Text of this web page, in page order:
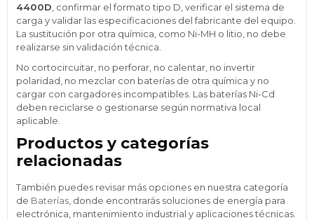
4400D , confirmar el formato tipo D, verificar el sistema de
carga y validar las especificaciones del fabricante del equipo.
La sustitución por otra química, como Ni-MH o litio, no debe
realizarse sin validación técnica.
No cortocircuitar, no perforar, no calentar, no invertir
polaridad, no mezclar con baterías de otra química y no
cargar con cargadores incompatibles. Las baterías Ni-Cd
deben reciclarse o gestionarse según normativa local
aplicable.
Productos y categorías
relacionadas
También puedes revisar más opciones en nuestra categoría
de Baterías , donde encontrarás soluciones de energía para
electrónica, mantenimiento industrial y aplicaciones técnicas.